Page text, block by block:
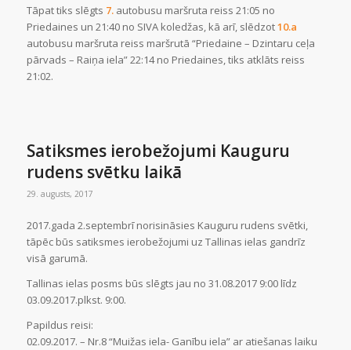
Tāpat tiks slēgts 7.autobusu maršruta reiss 21:05 no
Priedaines un 21:40 no SIVA koledžas, kā arī, slēdzot10.a
autobusu maršruta reiss maršrutā “Priedaine – Dzintaru ceļa
pārvads – Raiņa iela” 22:14 no Priedaines, tiks atklāts reiss
21:02.
Satiksmes ierobežojumi Kauguru
rudens svētku laikā
29. augusts, 2017
2017.gada 2.septembrī norisināsies Kauguru rudens svētki,
tāpēc būs satiksmes ierobežojumi uz Tallinas ielas gandrīz
visā garumā.
Tallinas ielas posms būs slēgts jau no 31.08.2017 9:00 līdz
03.09.2017.plkst. 9:00.
Papildus reisi:
02.09.2017. – Nr.8 “Muižas iela- Ganību iela” ar atiešanas laiku